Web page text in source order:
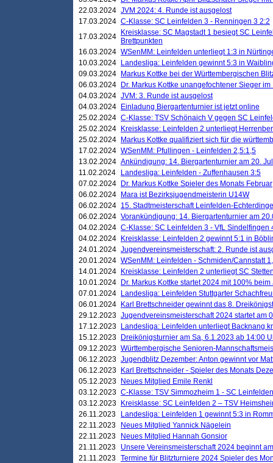
22.03.2024 JVM 2024: 4. Runde ist ausgelost
17.03.2024 C-Klasse: SC Leinfelden 3 - Renningen 3 2:2
17.03.2024
Kreisklasse: SC Magstadt 1 besiegt SC
Brettpunkten
16.03.2024 WSenMM: Leinfelden unterliegt 1:3 in
10.03.2024
Landesliga: Leinfelden gewinnt 5:3 in
09.03.2024
Markus Kottke bei der Württembergischen
06.03.2024
Dr. Markus Kottke unangefochtener Sieger
04.03.2024 JVM: 3. Runde ist ausgelost
04.03.2024
Einladung Biergartenturnier ist jetzt online
25.02.2024 C-Klasse: TSV Schönaich V gegen SC
25.02.2024
Kreisklasse: Leinfelden 2 unterliegt
25.02.2024
Markus Kottke qualifiziert sich für die
17.02.2024 WSenMM: Pfullingen - Leinfelden 2,5:1,5
13.02.2024 Ankündigung: 14. Biergartenturnier am 20.
11.02.2024
Landesliga: Leinfelden - Zuffenhausen 3:5
07.02.2024
Dr. Markus Kottke Spieler des Monats Februar
06.02.2024
Mara ist Bezirksjugendmeisterin U14W
06.02.2024 15. Stadtmeisterschaft Leinfelden-
06.02.2024 Vorankündigung: 14. Biergartenturnier am
04.02.2024 C-Klasse: SC Leinfelden 3 - VfL Sindelfingen
04.02.2024
Kreisklasse: Leinfelden 2 gewinnt 5:1 in
24.01.2024 Jugendvereinsmeisterschaft: 2. Runde ist
20.01.2024 WSenMM: Leinfelden - Schmiden/Cannstatt
14.01.2024
Kreisklasse: Leinfelden 2 unterliegt SC
10.01.2024
Dr. Markus Kottke startet 2024 mit 100%
07.01.2024
Landesliga: Leinfelden Stuttgarter
06.01.2024
Karl Brettschneider gewinnt das 8.
29.12.2023 Jugendvereinsmeisterschaft 2024 startet am
17.12.2023
Landesliga: Leinfelden unterliegt Backnang
15.12.2023
Dreikönigsturnier am Sa, 6.1.2023 ab 14:00
09.12.2023 Württembergische Senioren-
06.12.2023 Jugendblitz Dezember: Anton gewinnt vor
06.12.2023
Karl Brettschneider - Spieler des Monats
05.12.2023
Neues Mitglied Emile Renkl
03.12.2023 C-Klasse: TSV Simmozheim 1 - SC
03.12.2023
Kreisklasse: SC Leinfelden 2 – TSV
26.11.2023
Landesliga: Leinfelden 1 gewinnt 5:3 in
22.11.2023
Neues Mitglied Yannick Nägelein
22.11.2023
Neues Mitglied Hannah Gonsior
21.11.2023
Unsere Vereinsmeisterschaft 2024 beginnt
21.11.2023 Termine für Blitzturniere 2024 Spieler des